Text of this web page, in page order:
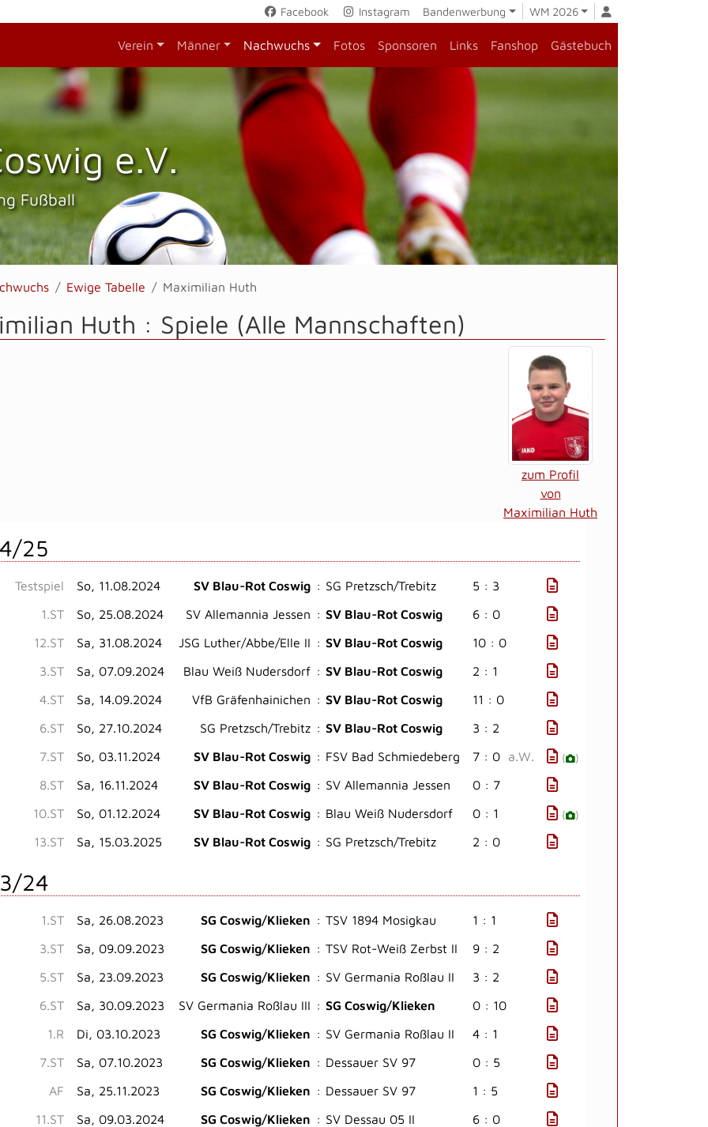
Facebook Instagram Bandenwerbung WM 2026
Verein Männer Nachwuchs Fotos Sponsoren Links Fanshop Gästebuch
e.V.
Fußball
Ewige Tabelle Maximilian Huth
Huth : Spiele (Alle Mannschaften)
zum Profil
von
Maximilian Huth
25
Testspiel So, 11.08.2024 SV Blau-Rot Coswig : SG Pretzsch/Trebitz
5 : 3
1.ST
So, 25.08.2024 SV Allemannia Jessen : SV Blau-Rot Coswig
6 : 0
12.ST
Sa, 31.08.2024 JSG Luther/Abbe/Elle II : SV Blau-Rot Coswig
10 : 0
3.ST
Sa, 07.09.2024 Blau Weiß Nudersdorf : SV Blau-Rot Coswig
2 : 1
4.ST
Sa, 14.09.2024 VfB Gräfenhainichen : SV Blau-Rot Coswig
11 : 0
6.ST
So, 27.10.2024 SG Pretzsch/Trebitz : SV Blau-Rot Coswig
3 : 2
7.ST
So, 03.11.2024 SV Blau-Rot Coswig : FSV Bad Schmiedeberg 7 : 0 a.W. ( )
8.ST Sa, 16.11.2024 SV Blau-Rot Coswig : SV Allemannia Jessen
0 : 7
10.ST
So, 01.12.2024 SV Blau-Rot Coswig : Blau Weiß Nudersdorf 0 : 1 ( )
13.ST Sa, 15.03.2025 SV Blau-Rot Coswig : SG Pretzsch/Trebitz 2 : 0
24
1.ST Sa, 26.08.2023 SG Coswig/Klieken : TSV 1894 Mosigkau
1 : 1
3.ST
Sa, 09.09.2023 SG Coswig/Klieken : TSV Rot-Weiß Zerbst II
9 : 2
5.ST
Sa, 23.09.2023 SG Coswig/Klieken : SV Germania Roßlau II
3 : 2
6.ST
Sa, 30.09.2023 SV Germania Roßlau III : SG Coswig/Klieken
0 : 10
1.R
Di, 03.10.2023 SG Coswig/Klieken : SV Germania Roßlau II
4 : 1
7.ST
Sa, 07.10.2023 SG Coswig/Klieken : Dessauer SV 97
0 : 5
AF
Sa, 25.11.2023 SG Coswig/Klieken : Dessauer SV 97
1 : 5
11.ST
Sa, 09.03.2024 SG Coswig/Klieken : SV Dessau 05 II
6 : 0